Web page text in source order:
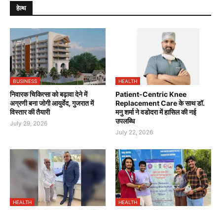
हेल्थ
BUSINESS
निवारक चिकित्सा को बढ़ावा देने में
अग्रणी बना जोगी आयुर्वेद, गुजरात में
विस्तार की तैयारी
July 29, 2026
HEALTH
Patient-Centric Knee
Replacement Care के साथ डॉ.
मनु शर्मा ने वडोदरा में हासिल की नई
उपलब्धि
July 22, 2026
HEALTH HEALTH